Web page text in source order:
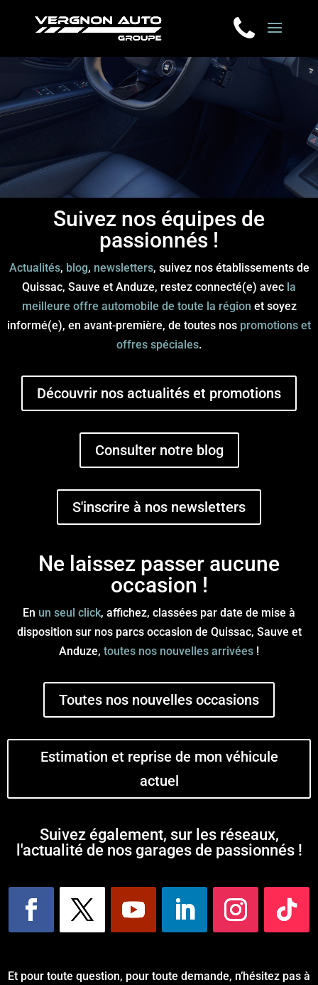
Suivez nos équipes de
passionnés !
Actualités, blog, newsletters, suivez nos établissements de
Quissac, Sauve et Anduze, restez connecté(e) avec la
meilleure offre automobile de toute la région et soyez
informé(e), en avant-première, de toutes nos promotions et
offres spéciales.
Découvrir nos actualités et promotions
Consulter notre blog
S'inscrire à nos newsletters
Ne laissez passer aucune
occasion !
En un seul click, affichez, classées par date de mise à
disposition sur nos parcs occasion de Quissac, Sauve et
Anduze, toutes nos nouvelles arrivées !
Toutes nos nouvelles occasions
Estimation et reprise de mon véhicule
actuel
Suivez également, sur les réseaux,
l'actualité de nos garages de passionnés !
Et pour toute question, pour toute demande, n’hésitez pas à